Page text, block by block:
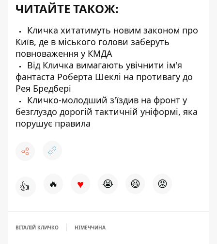
ЧИТАЙТЕ ТАКОЖ:
Кличка хитатимуть новим законом про
Київ, де в міського голови заберуть
повноваження у КМДА
Від Кличка вимагають увічнити ім'я
фантаста Роберта Шеклі на противагу до
Рея Бредбері
Кличко-молодший з'їздив на фронт у
безглуздо дорогій тактичній уніформі, яка
порушує правила
👍 🔥 ♥ 😭 😆 😡
ВІТАЛІЙ КЛИЧКО НІМЕЧЧИНА